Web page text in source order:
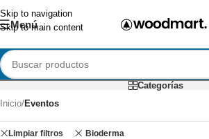
Skip to navigation
Skip to main content
Menú
Categorías
Inicio/Eventos
Limpiar filtros Bioderma